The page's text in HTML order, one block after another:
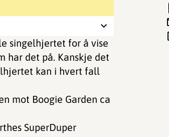
singelhjertet for å vise
har det på. Kanskje det
kan i hvert fall
mot Boogie Garden ca
SuperDuper